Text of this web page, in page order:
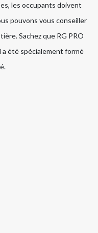
les occupants doivent
pouvons vous conseiller
Sachez que RG PRO
été spécialement formé